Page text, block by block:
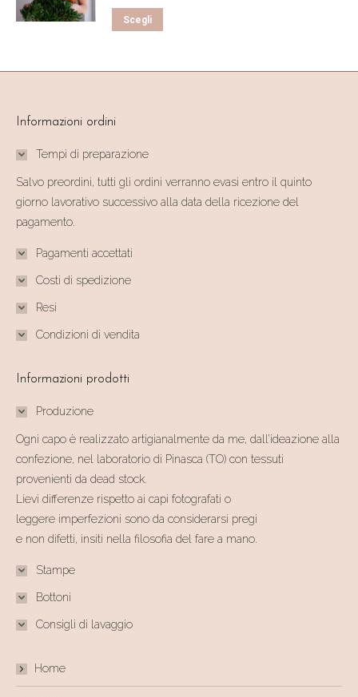
Scegli
essere
Informazioni ordini
Tempi di preparazione
Salvo preordini, tutti gli ordini verranno evasi entro il quinto
giorno lavorativo successivo alla data della ricezione del
pagamento.
Pagamenti accettati
Costi di spedizione
Resi
Condizioni di vendita
Informazioni prodotti
Produzione
Ogni capo è realizzato artigianalmente da me, dall’ideazione alla
confezione, nel laboratorio di Pinasca (TO) con tessuti
provenienti da dead stock.
Lievi differenze rispetto ai capi fotografati o
leggere imperfezioni sono da considerarsi pregi
e non difetti, insiti nella filosofia del fare a mano.
Stampe
Bottoni
Consigli di lavaggio
Home